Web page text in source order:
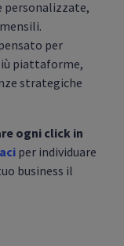
personalizzate,
per
piattaforme,
strategiche
ogni click in
per individuare
business il